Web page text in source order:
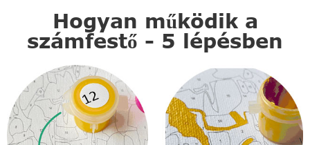
Hogyan működik a
számfestő - 5 lépésben